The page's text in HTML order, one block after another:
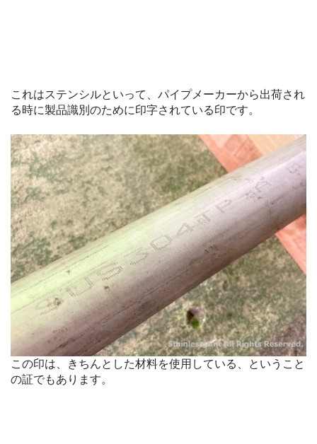
これはステンシルといって、パイプメーカーから出荷され
る時に製品識別のために印字されている印です。
この印は、きちんとした材料を使用している、ということ
の証でもあります。